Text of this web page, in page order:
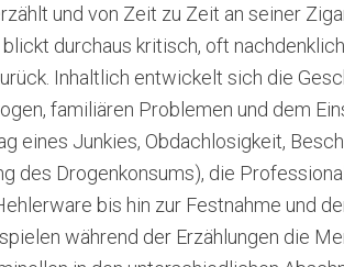
und von Zeit zu Zeit an seiner
durchaus kritisch, oft
Inhaltlich entwickelt sich die
familiären Problemen und dem
eines Junkies, Obdachlosigkeit,
des Drogenkonsums), die
bis hin zur Festnahme und
während der Erzählungen die